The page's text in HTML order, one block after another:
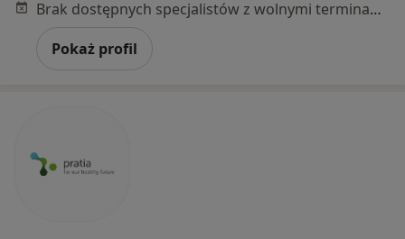
Brak dostępnych specjalistów z wolnymi terminami w tym centrum medycznym.
Pokaż profil